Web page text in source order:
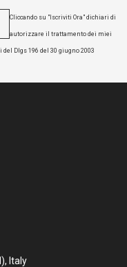
Cliccando su "Iscriviti Ora" dichiari di
autorizzare il trattamento dei miei
Dlgs 196 del 30 giugno 2003
Italy